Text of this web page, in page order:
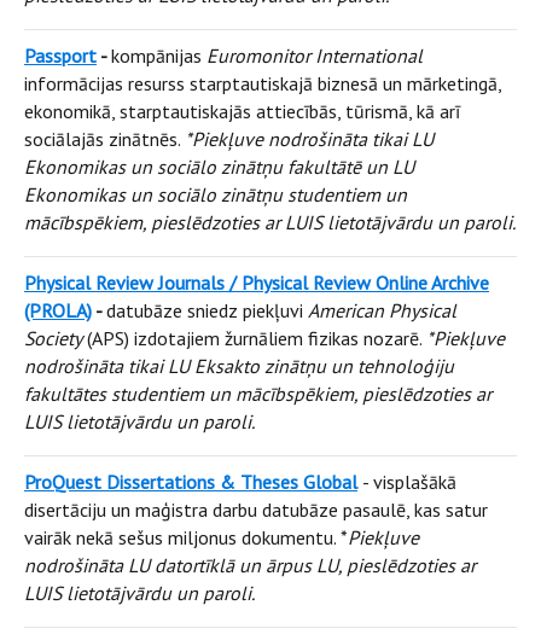
Passport -kompānijas Euromonitor International
informācijas resurss starptautiskajā biznesā un mārketingā,
ekonomikā, starptautiskajās attiecībās, tūrismā, kā arī
sociālajās zinātnēs. *Piekļuve nodrošināta tikai LU
Ekonomikas un sociālo zinātņu fakultātē un LU
Ekonomikas un sociālo zinātņu studentiem un
mācībspēkiem, pieslēdzoties ar LUIS lietotājvārdu un paroli.
Physical Review Journals / Physical Review Online Archive
(PROLA) -datubāze sniedz piekļuvi American Physical
Society(APS) izdotajiem žurnāliem fizikas nozarē. *Piekļuve
nodrošināta tikai LU Eksakto zinātņu un tehnoloģiju
fakultātes studentiem un mācībspēkiem, pieslēdzoties ar
LUIS lietotājvārdu un paroli.
ProQuest Dissertations & Theses Global - visplašākā
disertāciju un maģistra darbu datubāze pasaulē, kas satur
vairāk nekā sešus miljonus dokumentu. *Piekļuve
nodrošināta LU datortīklā un ārpus LU, pieslēdzoties ar
LUIS lietotājvārdu un paroli.